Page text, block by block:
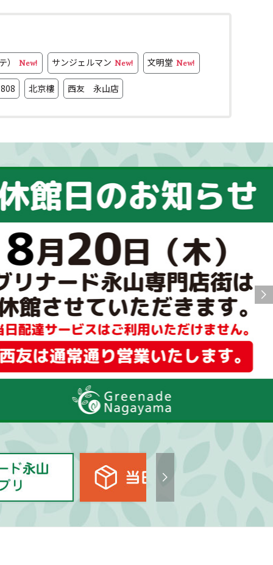
New! サンジェルマン New! 文明堂 New!
北京樓 西友 永山店